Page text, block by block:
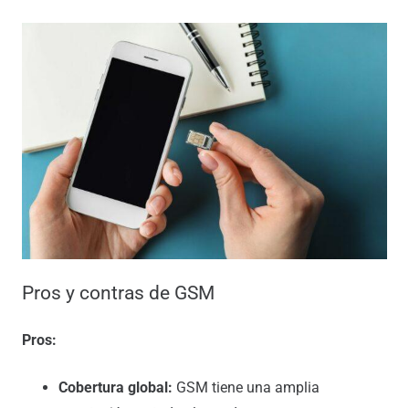
Pros y contras de GSM
Pros:
Cobertura global: GSM tiene una amplia